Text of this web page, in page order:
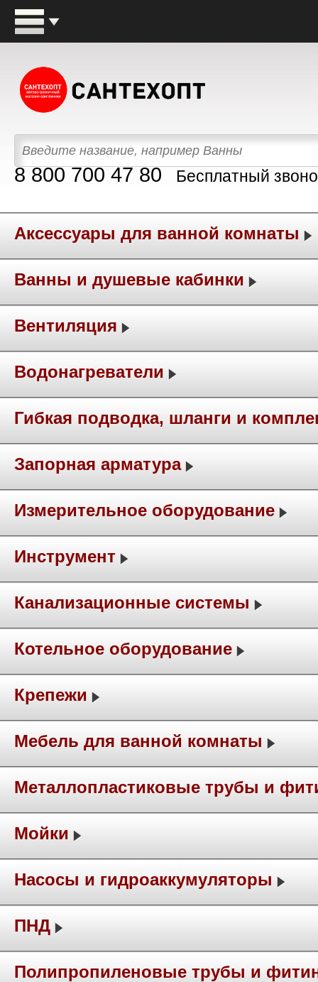
8 800 700 47 80 Бесплатный
Аксессуары для ванной комнаты
Ванны и душевые кабинки
Вентиляция
Водонагреватели
Гибкая подводка, шланги и
Запорная арматура
Измерительное оборудование
Инструмент
Канализационные системы
Котельное оборудование
Крепежи
Мебель для ванной комнаты
Металлопластиковые трубы и
Мойки
Насосы и гидроаккумуляторы
ПНД
Полипропиленовые трубы и